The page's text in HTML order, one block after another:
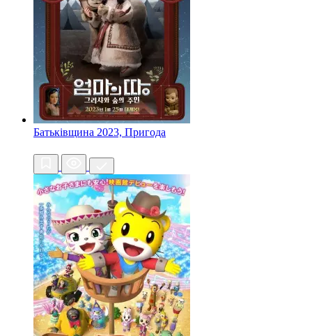
Батьківщина 2023, Пригода